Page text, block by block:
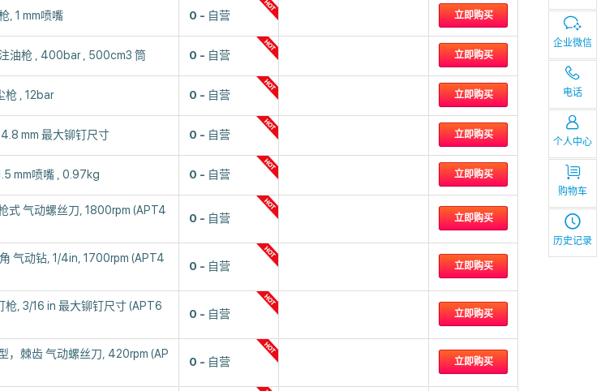
企业微信
电话
个人中心
购物车
历史记录
, 1 mm喷嘴 0 自营 立即购买
油枪 , 400bar , 500cm3 筒 0 自营 立即购买
枪 , 12bar 0 自营 立即购买
mm 最大铆钉尺寸 0 自营 立即购买
mm喷嘴 , 0.97kg 0 自营 立即购买
式 气动螺丝刀, 1800rpm (APT4
0 自营 立即购买
气动钻, 1/4in, 1700rpm (APT4
0 自营 立即购买
枪, 3/16 in 最大铆钉尺寸 (APT6
0 自营 立即购买
，棘齿 气动螺丝刀, 420rpm (AP
0 自营 立即购买